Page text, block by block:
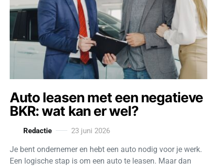
Auto leasen met een negatieve
BKR: wat kan er wel?
Redactie 23 juni 2026
Je bent ondernemer en hebt een auto nodig voor je werk.
Een logische stap is om een auto te leasen. Maar dan